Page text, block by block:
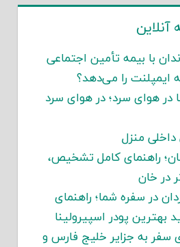
آنلاین
با بیمه تأمین اجتماعی
در هوای سرد؛ در هوای سرد
منزل
راهنمای کامل تشخیص،
در خان
در سفره شما؛ راهنمای
پودر اسپیرولینا
سفر به جزایر خلیج فارس و